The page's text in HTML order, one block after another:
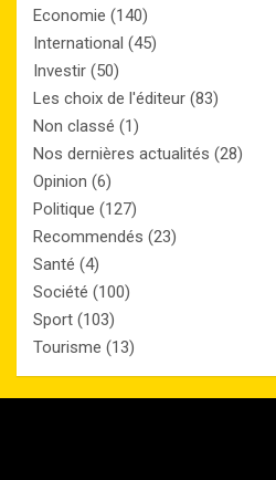
Economie (140)
International (45)
Investir (50)
Les choix de l'éditeur (83)
Non classé (1)
Nos dernières actualités (28)
Opinion (6)
Politique (127)
Recommendés (23)
Santé (4)
Société (100)
Sport (103)
Tourisme (13)